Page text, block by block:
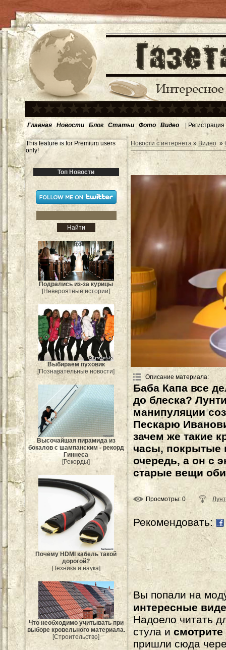
Главная Новости Блог Статьи Фото Видео | Регистрация
This feature is for Premium users
only!
Топ Новости
Подрались из-за курицы
[Невероятные истории]
Выбираем пуховик
[Познавательные новости]
Высочайшая пирамида из
бокалов с шампанским - рекорд
Гиннеса
[Рекорды]
Почему HDMI кабель такой
дорогой?
[Техника и наука]
Что необходимо учитывать при
выборе кровельного материала.
[Строительство]
Новости с интернета » Видео »
Описание материала:
Баба Капа все
до блеска?
манипуляции
Пескарю
зачем же такие
часы, покрытые
очередь, а он с
старые вещи
Просмотры: 0
Рекомендовать:
Вы попали на
интересные
Надоело читать
стула и
пришли сюда